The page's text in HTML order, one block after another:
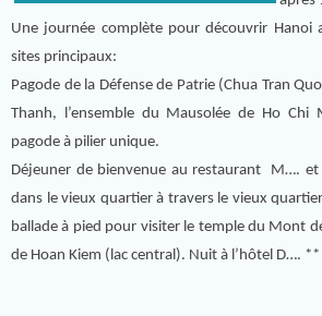
Une journée complète pour découvrir Hanoi
sites principaux:
Pagode de la Défense de Patrie (Chua Tran
Thanh, l’ensemble du Mausolée de Ho Chi
pagode à pilier unique.
Déjeuner de bienvenue au restaurant M…. et
dans le vieux quartier à travers le vieux
ballade à pied pour visiter le temple du Mont
de Hoan Kiem (lac central). Nuit à l’hôtel D…. **